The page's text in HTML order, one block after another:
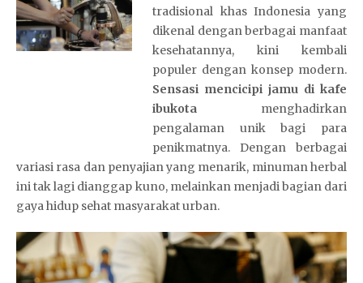
tradisional khas Indonesia yang
dikenal dengan berbagai manfaat
kesehatannya, kini kembali
populer dengan konsep modern.
Sensasi mencicipi jamu di kafe
ibukotamenghadirkan
pengalaman unik bagi para
penikmatnya. Dengan berbagai
variasi rasa dan penyajian yang menarik, minuman herbal
ini tak lagi dianggap kuno, melainkan menjadi bagian dari
gaya hidup sehat masyarakat urban.